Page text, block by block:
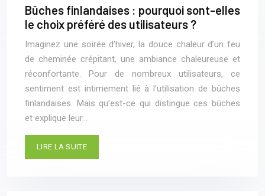
Bûches finlandaises : pourquoi sont-elles
le choix préféré des utilisateurs ?
Imaginez une soirée d’hiver, la douce chaleur d’un feu
de cheminée crépitant, une ambiance chaleureuse et
réconfortante. Pour de nombreux utilisateurs, ce
sentiment est intimement lié à l’utilisation de bûches
finlandaises. Mais qu’est-ce qui distingue ces bûches
et explique leur…
LIRE LA SUITE